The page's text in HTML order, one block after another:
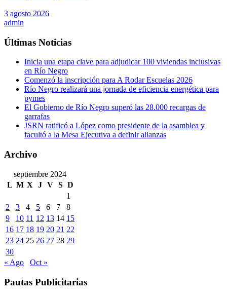
3 agosto 2026
admin
Últimas Noticias
Inicia una etapa clave para adjudicar 100 viviendas inclusivas
en Río Negro
Comenzó la inscripción para A Rodar Escuelas 2026
Río Negro realizará una jornada de eficiencia energética para
pymes
El Gobierno de Río Negro superó las 28.000 recargas de
garrafas
JSRN ratificó a López como presidente de la asamblea y
facultó a la Mesa Ejecutiva a definir alianzas
Archivo
septiembre 2024
L M X J V S D
1
2
3 4 5 6 7
8
9
10 11 12 13 14 15
16 17 18 19 20 21 22
23 24 25 26 27 28 29
30
« Ago
Oct »
Pautas Publicitarias